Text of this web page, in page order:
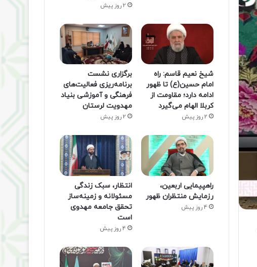
2 روز پیش
شیخ نعیم قاسم: راه
امام حسین(ع) تا ظهور
ادامه دارد؛ مقاومت از
کربلا الهام می‌گیرد
2 روز پیش
برگزاری نشست
برنامه‌ریزی فعالیت‌های
فرهنگی و آموزشی بنیاد
مهدویت لرستان
2 روز پیش
راهپیمایی اربعین،
رزمایش منتظران ظهور
4 روز پیش
انتظار، سبک زندگی
مسئولانه و زمینه‌ساز
تحقق جامعه مهدوی
است
4 روز پیش